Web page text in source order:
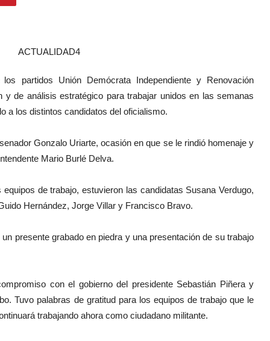
partidos Unión Demócrata Independiente y Renovación
y de análisis estratégico para trabajar unidos en las semanas
a los distintos candidatos del oficialismo.
Gonzalo Uriarte, ocasión en que se le rindió homenaje y
Mario Burlé Delva.
de trabajo, estuvieron las candidatas Susana Verdugo,
Hernández, Jorge Villar y Francisco Bravo.
presente grabado en piedra y una presentación de su trabajo
con el gobierno del presidente Sebastián Piñera y
Tuvo palabras de gratitud para los equipos de trabajo que le
trabajando ahora como ciudadano militante.